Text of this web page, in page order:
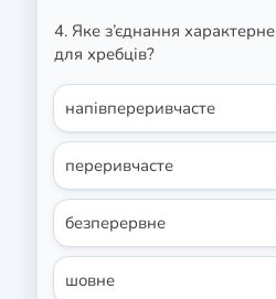
4. Яке з’єднання характерне
для хребців?
напівпереривчасте
переривчасте
безперервне
шовне